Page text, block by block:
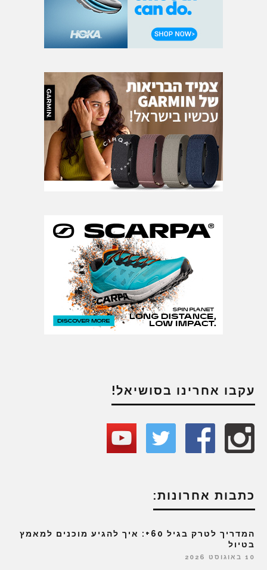
עקבו אחרינו בסושיאל!
כתבות אחרונות:
המדריך לטרק בגיל 60+: איך להגיע מוכנים למאמץ
בטיול
10 באוגוסט 2026